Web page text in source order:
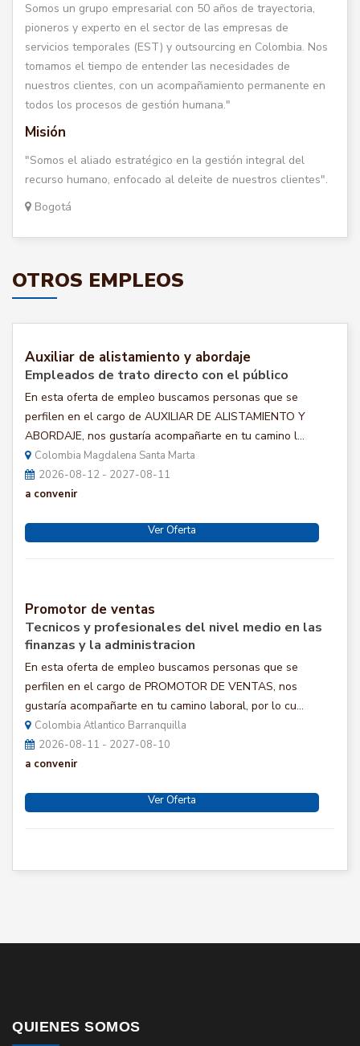
Somos un grupo empresarial con 50 años de trayectoria,
pioneros y experto en el sector de las empresas de
servicios temporales (EST) y outsourcing en Colombia. Nos
tomamos el tiempo de entender las necesidades de
nuestros clientes, con un acompañamiento permanente en
todos los procesos de gestión humana."
Misión
"Somos el aliado estratégico en la gestión integral del
recurso humano, enfocado al deleite de nuestros clientes".
Bogotá
OTROS EMPLEOS
Auxiliar de alistamiento y abordaje
Empleados de trato directo con el público
En esta oferta de empleo buscamos personas que se
perfilen en el cargo de AUXILIAR DE ALISTAMIENTO Y
ABORDAJE, nos gustaría acompañarte en tu camino l...
Colombia Magdalena Santa Marta
2026-08-12 - 2027-08-11
a convenir
Ver Oferta
Promotor de ventas
Tecnicos y profesionales del nivel medio en las
finanzas y la administracion
En esta oferta de empleo buscamos personas que se
perfilen en el cargo de PROMOTOR DE VENTAS, nos
gustaría acompañarte en tu camino laboral, por lo cu...
Colombia Atlantico Barranquilla
2026-08-11 - 2027-08-10
a convenir
Ver Oferta
QUIENES SOMOS